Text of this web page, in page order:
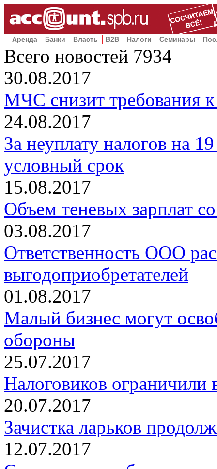
Аренда Банки Власть B2B Налоги Семинары
Всего новостей 7934
30.08.2017
МЧС снизит требования
24.08.2017
За неуплату налогов на
условный срок
15.08.2017
Объем теневых зарплат
03.08.2017
Ответственность ООО
выгодоприобретателей
01.08.2017
Малый бизнес могут
обороны
25.07.2017
Налоговиков ограничили
20.07.2017
Зачистка ларьков
12.07.2017